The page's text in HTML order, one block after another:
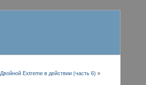
Двойной Extreme в действии (часть 6) »